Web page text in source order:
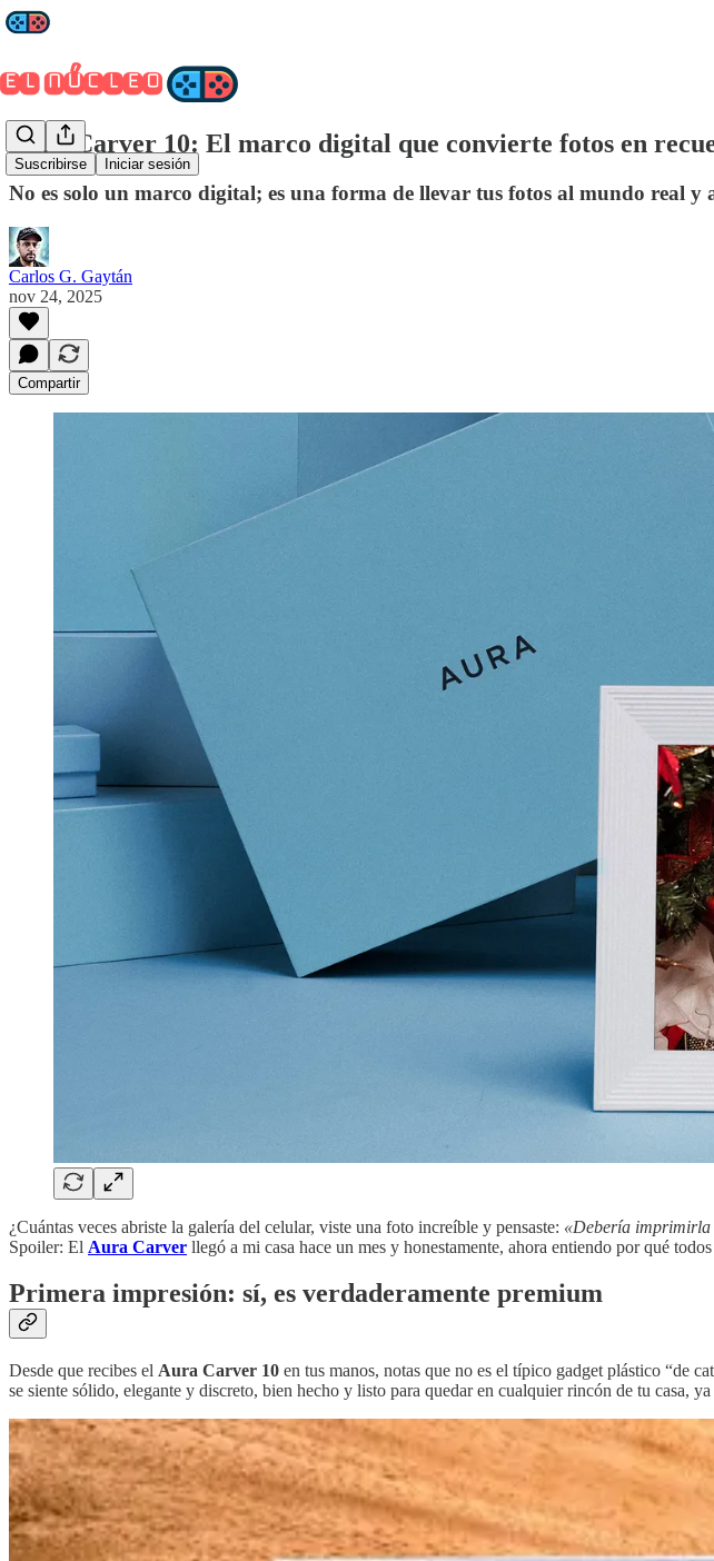
Suscribirse Iniciar sesión
Aura Carver 10: El marco digital que convierte fotos en
No es solo un marco digital; es una forma de llevar tus fotos al mundo real y
Carlos G. Gaytán
nov 24, 2025
Compartir
¿Cuántas veces abriste la galería del celular, viste una foto increíble y pensaste: «Debería imprimirla
Spoiler: El Aura Carver llegó a mi casa hace un mes y honestamente, ahora entiendo por qué
Primera impresión: sí, es verdaderamente premium
Desde que recibes el Aura Carver 10 en tus manos, notas que no es el típico gadget plástico “de
se siente sólido, elegante y discreto, bien hecho y listo para quedar en cualquier rincón de tu casa,